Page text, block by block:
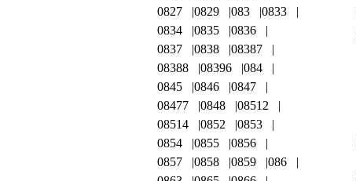
0827
0829 083
0833
0834
0835
0836
0837
0838
08387
08388
08396
084
0845
0846
0847
08477
0848
08512
08514
0852
0853
0854
0855
0856
0857
0858 0859
086